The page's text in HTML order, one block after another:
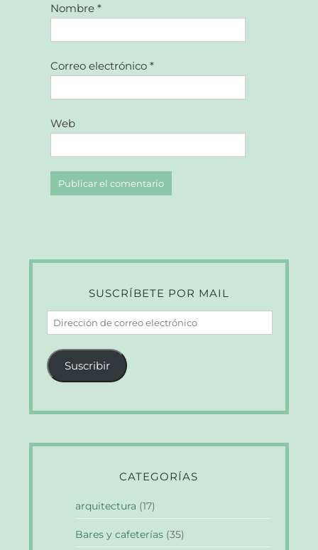
Nombre*
Correo electrónico*
Web
SUSCRÍBETE POR MAIL
Dirección
de
correo
electrónico
Suscribir
CATEGORÍAS
arquitectura (17)
Bares y cafeterías (35)